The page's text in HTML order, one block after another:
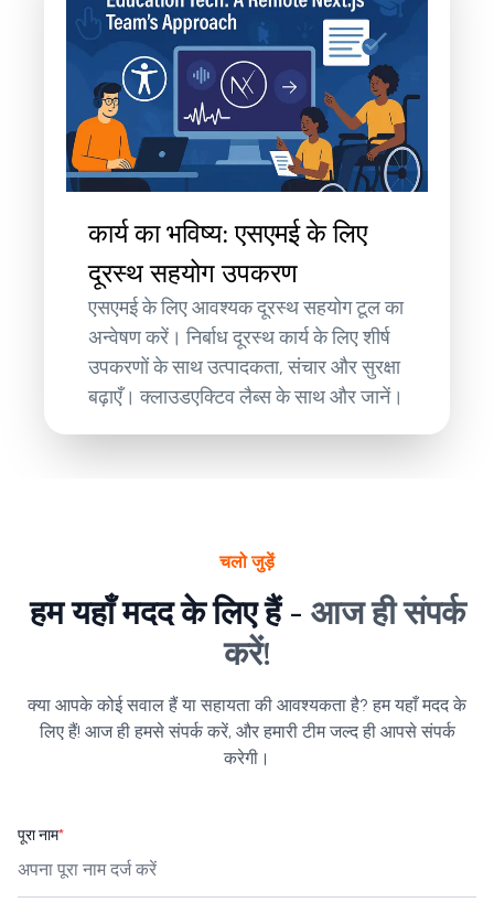
कार्य का भविष्य: एसएमई के लिए
दूरस्थ सहयोग उपकरण
एसएमई के लिए आवश्यक दूरस्थ सहयोग टूल का
अन्वेषण करें। निर्बाध दूरस्थ कार्य के लिए शीर्ष
उपकरणों के साथ उत्पादकता, संचार और सुरक्षा
बढ़ाएँ। क्लाउडएक्टिव लैब्स के साथ और जानें।
चलो जुड़ें
हम यहाँ मदद के लिए हैं - आज ही संपर्क
करें!
क्या आपके कोई सवाल हैं या सहायता की आवश्यकता है? हम यहाँ मदद के
लिए हैं! आज ही हमसे संपर्क करें, और हमारी टीम जल्द ही आपसे संपर्क
करेगी।
पूरा नाम*